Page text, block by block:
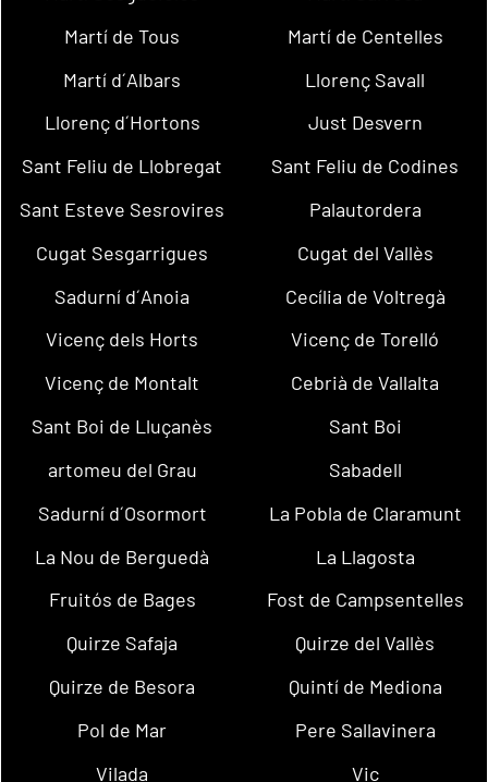
Martí de Tous
Martí de Centelles
Martí d´Albars
Llorenç Savall
Llorenç d´Hortons
Just Desvern
Sant Feliu de Llobregat
Sant Feliu de Codines
Sant Esteve Sesrovires
Palautordera
Cugat Sesgarrigues
Cugat del Vallès
Sadurní d´Anoia
Cecília de Voltregà
Vicenç dels Horts
Vicenç de Torelló
Vicenç de Montalt
Cebrià de Vallalta
Sant Boi de Lluçanès
Sant Boi
artomeu del Grau
Sabadell
Sadurní d´Osormort
La Pobla de Claramunt
La Nou de Berguedà
La Llagosta
Fruitós de Bages
Fost de Campsentelles
Quirze Safaja
Quirze del Vallès
Quirze de Besora
Quintí de Mediona
Pol de Mar
Pere Sallavinera
Vilada
Vic